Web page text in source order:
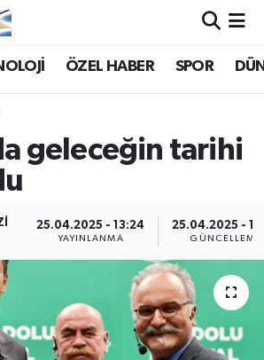
ÖZEL HABER SPOR
geleceğin tarihi
25.04.2025 - 13:24
YAYINLANMA
25.04.2025 -
GÜNCELLEME